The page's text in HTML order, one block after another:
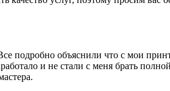
подробно объяснили что с мои
и не стали с меня брать